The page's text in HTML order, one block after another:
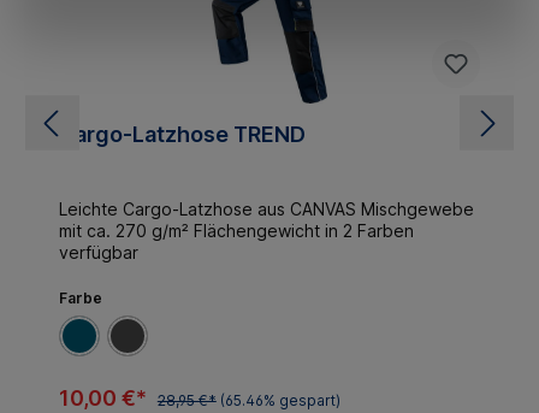
Cargo-Latzhose TREND
Leichte Cargo-Latzhose aus CANVAS Mischgewebe
mit ca. 270 g/m² Flächengewicht in 2 Farben
verfügbar
Farbe
10,00 €* 28,95 €* (65.46% gespart)